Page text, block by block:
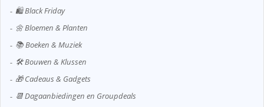
🛍️ Black Friday
🌼 Bloemen & Planten
📚 Boeken & Muziek
🛠️ Bouwen & Klussen
🎁 Cadeaus & Gadgets
📆 Dagaanbiedingen en Groupdeals